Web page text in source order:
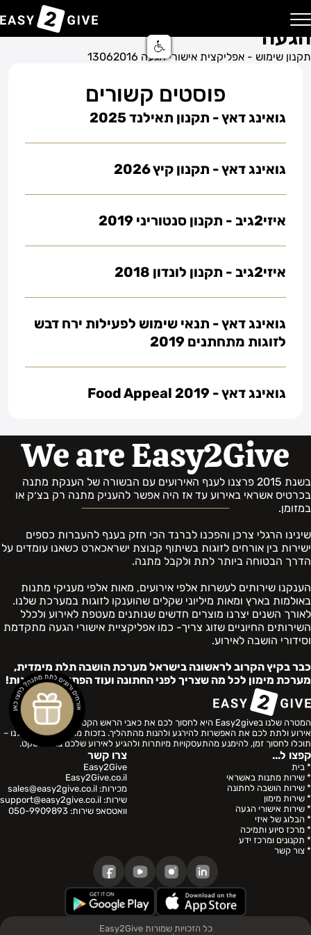
בית
השירותים שלנו
שירות הענקת מתנה באשראי
שירות אישורי הגעה
שירות הושבה באירוע
בלוג
מרכז סיוע ותמיכה
יצירת קשר
Easy2Give | מבצע
רכישה דיגיטלית
מערכת אישורי הגעה
תקנון שימוש – אפליקצית אישורי
הגעה
תקנון שימוש - אפליקצית אישורי הגעה 13062016
פוסטים קשורים
גואינג דאץ - תקנון תאילנד 2025
גואינג דאץ - תקנון קיץ 2026
איזי2גיב - תקנון סנטוריני 2019
איזי2גיב - תקנון לונדון 2018
גואינג דאץ - תנאי שימוש לפעילות ירח דבש
לזוגות מתחתנים 2019
גואינג דאץ - Food Appeal 2019
We are Easy2Give
בשנת 2015 פרצנו לענף האירועים עם הבשורה של הענקת מתנה
בכרטיס אשראי באירוע עד אז היה אפשר להעניק מתנה רק בצ׳ק או
במזומן.
שינינו הרגלי צרכן והפכנו לברנד הכי חזק בענף להעברות כספים
ישירות בין אורחים לזוגות בשיתוף קבוצת ישראכארט כשאנו עומדים על
הדרך הבטוחה ביותר לתת ולקבל מתנה.
הענקנו שירותים לעשרות אלפי אירועים, מאות אלפי מעניקי מתנות
באולמות בארץ ומאות מיליוני שקלים שהוענקו לזוגות במערכת שלנו.
לאורך השנים יצרנו מוצרים חדשים שנותנים מעטפת לאירוע ולכלל
השירותים החיוניים שזוג צריך- כמו אפליקציית אישורי הגעה מתקדמת
וסידורי הושבה לאירוע.
כבר בקיץ הקרוב לראשונה בישראל מערכת הושבה תלת מימדית,
מערכת מימון לכל מה שצריך לפני החתונה ועוד הפתעות מעניינות!
המטרה שלנו בEasy2give היא לחסוך לכם את כאבי הראש הקטנים הכרוכים בתכנון
אירוע ולתת לכם את האפשרות להירגע ולהנות מהתהליך. בזכות מגוון השירותים שלנו –
תוכלו לחסוך זמן, להימנע מהתעסקויות מיותרות ולהגיע לאירוע שלכם בראש שקט.
קפצו ל...
* בית
* שירות מתנות באשראי
* שירות הושבה לחתונה
* שירות מימון
* שירות אישורי הגעה
* הבלוג של איזי
* מרכז סיוע ותמיכה
* תקנונים ומרכז ידע
* צור קשר
צרו קשר
Easy2Give
Easy2Give.co.il
מכירות: sales@easy2give.co.il
שירות: support@easy2give.co.il
וואטסאפ שירות: 050-9909893
כל הזכויות שמורות Easy2Give